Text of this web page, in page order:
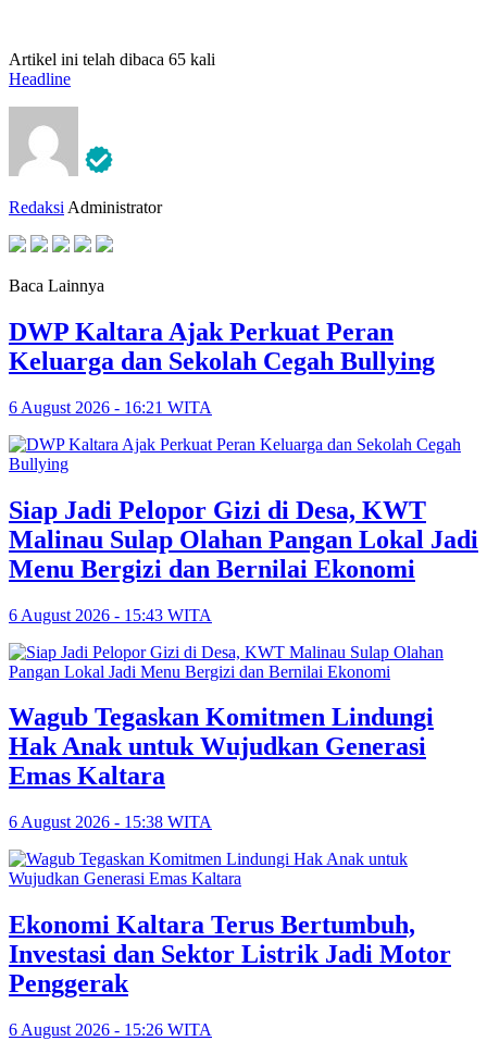
Artikel ini telah dibaca 65 kali
Headline
Redaksi Administrator
Baca Lainnya
DWP Kaltara Ajak Perkuat Peran
Keluarga dan Sekolah Cegah Bullying
6 August 2026 - 16:21 WITA
Siap Jadi Pelopor Gizi di Desa, KWT
Malinau Sulap Olahan Pangan Lokal Jadi
Menu Bergizi dan Bernilai Ekonomi
6 August 2026 - 15:43 WITA
Wagub Tegaskan Komitmen Lindungi
Hak Anak untuk Wujudkan Generasi
Emas Kaltara
6 August 2026 - 15:38 WITA
Ekonomi Kaltara Terus Bertumbuh,
Investasi dan Sektor Listrik Jadi Motor
Penggerak
6 August 2026 - 15:26 WITA